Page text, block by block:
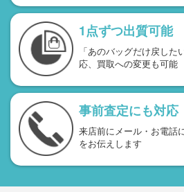
1点ずつ出質可能
「あのバッグだけ戻し
応、買取への変更も可能
事前査定にも対応
来店前にメール・お電話
をお伝えします